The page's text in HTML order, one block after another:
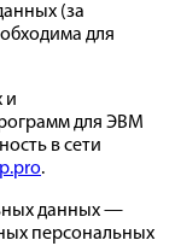
(за
для
и
для ЭВМ
в сети
.
данных —
персональных